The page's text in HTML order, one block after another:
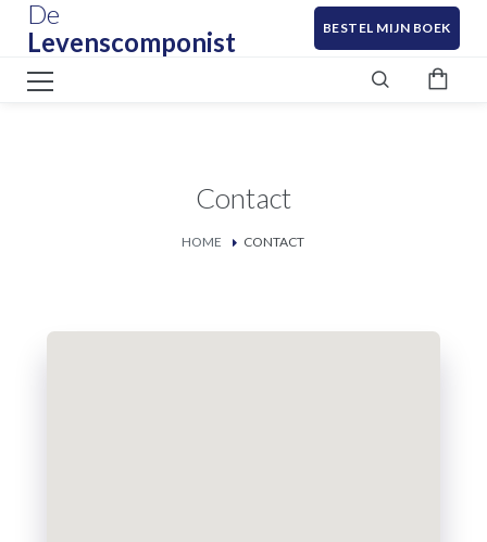
De
Levenscomponist
BESTEL MIJN BOEK
Contact
HOME CONTACT